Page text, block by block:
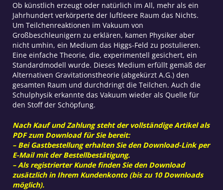
Ob künstlich erzeugt oder natürlich im All, mehr als ein
Jahrhundert verkörperte der luftleere Raum das Nichts.
Um Teilchenreaktionen im Vakuum von
Großbeschleunigern zu erklären, kamen Physiker aber
nicht umhin, ein Medium das Higgs-Feld zu postulieren.
Eine einfache Theorie, die, experimentell gesichert, ein
Standardmodell wurde. Dieses Medium erfüllt gemäß der
Alternativen Gravitationstheorie (abgekürzt A.G.) den
gesamten Raum und durchdringt die Teilchen. Auch die
Schulphysik erkannte das Vakuum wieder als Quelle für
den Stoff der Schöpfung.
Nach Kauf und Zahlung steht der vollständige Artikel als
PDF zum Download für Sie bereit:
– Bei Gastbestellung erhalten Sie den Download-Link per
E-Mail mit der Bestellbestätigung.
– Als registrierter Kunde finden Sie den Download
zusätzlich in Ihrem Kundenkonto (bis zu 10 Downloads
möglich).